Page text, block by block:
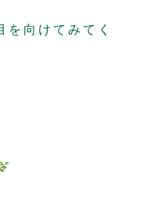
を向けてみてく